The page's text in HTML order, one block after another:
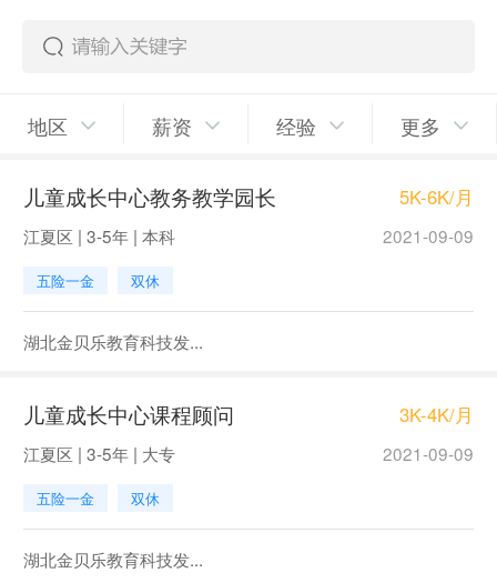
地区 薪资 经验 更多
儿童成长中心教务教学园长 5K-6K/月
江夏区 | 3-5年 | 本科 2021-09-09
五险一金 双休
湖北金贝乐教育科技发...
儿童成长中心课程顾问 3K-4K/月
江夏区 | 3-5年 | 大专 2021-09-09
五险一金 双休
湖北金贝乐教育科技发...